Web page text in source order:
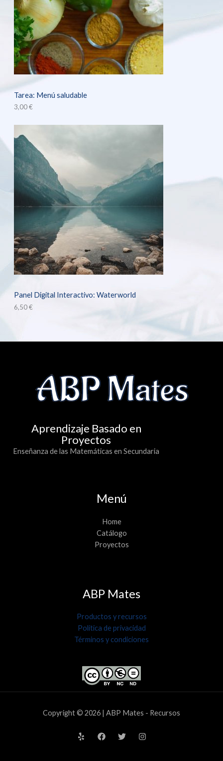
Tarea: Menú saludable
3,00€
Panel Digital Interactivo: Waterworld
6,50€
Aprendizaje Basado en
Proyectos
Enseñanza de las Matemáticas en Secundaria
Menú
Home
Catálogo
Proyectos
ABP Mates
Productos y recursos
Política de privacidad
Términos y condiciones
Copyright © 2026 | ABP Mates - Recursos